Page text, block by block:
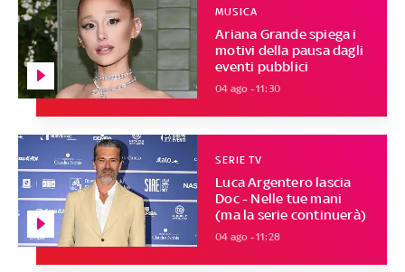
Ariana Grande spiega i
motivi della pausa dagli
eventi pubblici
MUSICA
04 ago - 11:30
Luca Argentero lascia
Doc - Nelle tue mani
(ma la serie continuerà)
SERIE TV
04 ago - 11:28